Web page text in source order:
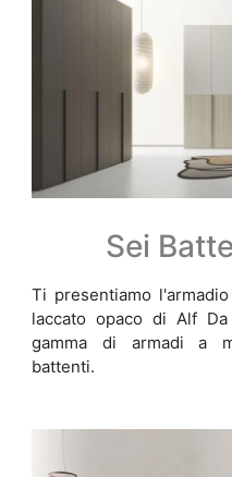
Sei
Ti presentiamo
laccato opaco di Alf
gamma di armadi a
battenti.